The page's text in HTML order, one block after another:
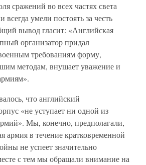
сражений во всех частях света
всегда умели постоять за честь
вывод гласит: «Английская
организатор придал
требованиям форму,
методам, внушает уважение и
что английский
«не уступает ни одной из
Мы, конечно, предполагали,
армия в течение кратковременной
не успеет значительно
с тем мы обращали внимание на